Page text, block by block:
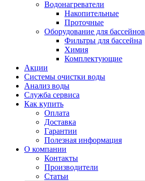
Водонагреватели
Накопительные
Проточные
Оборудование для бассейнов
Фильтры для бассейна
Химия
Комплектующие
Акции
Системы очистки воды
Анализ воды
Служба сервиса
Как купить
Оплата
Доставка
Гарантии
Полезная информация
О компании
Контакты
Производители
Статьи